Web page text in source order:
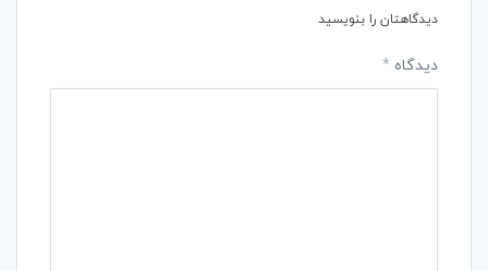
دیدگاهتان را بنویسید
دیدگاه *